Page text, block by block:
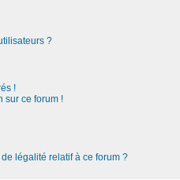
?
!
sur ce forum !
légalité relatif à ce forum ?